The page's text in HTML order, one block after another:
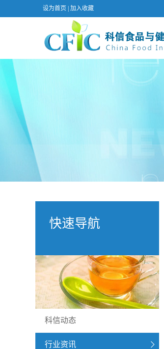
设为首页 加入收藏
快速导航
科信动态
行业资讯